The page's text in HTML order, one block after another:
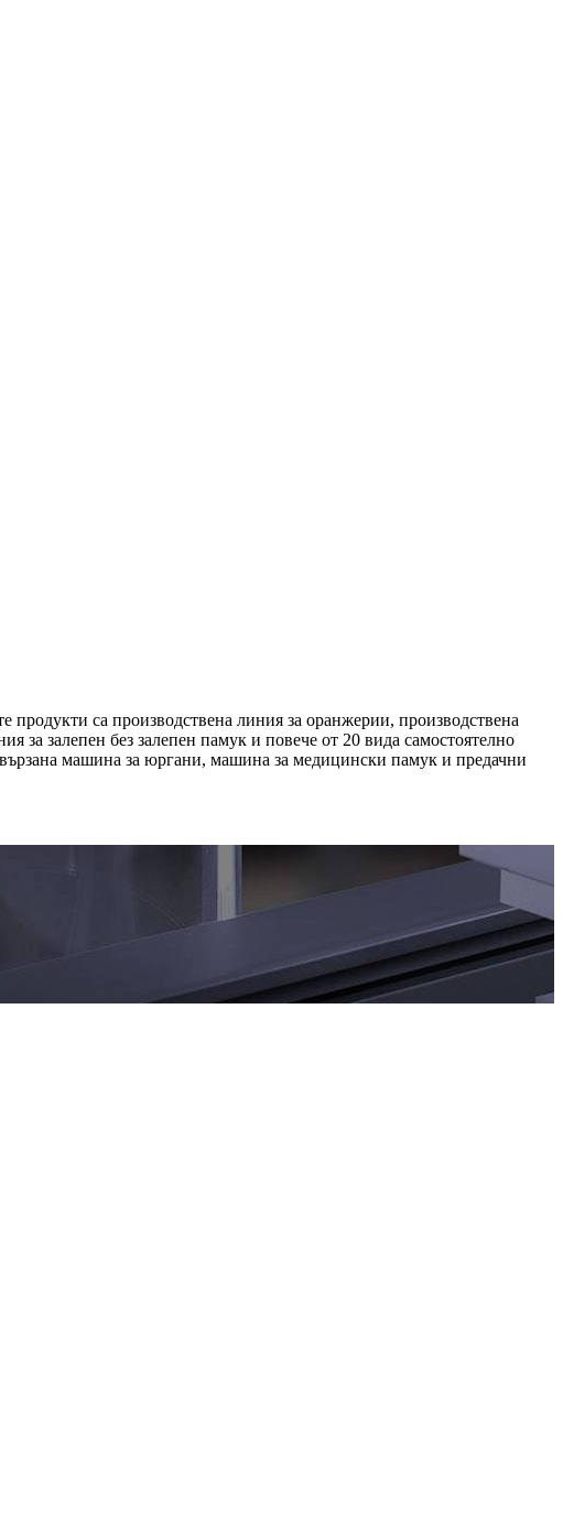
са производствена линия за оранжерии, производствена
за залепен без залепен памук и повече от 20 вида самостоятелно
машина за юргани, машина за медицински памук и предачни